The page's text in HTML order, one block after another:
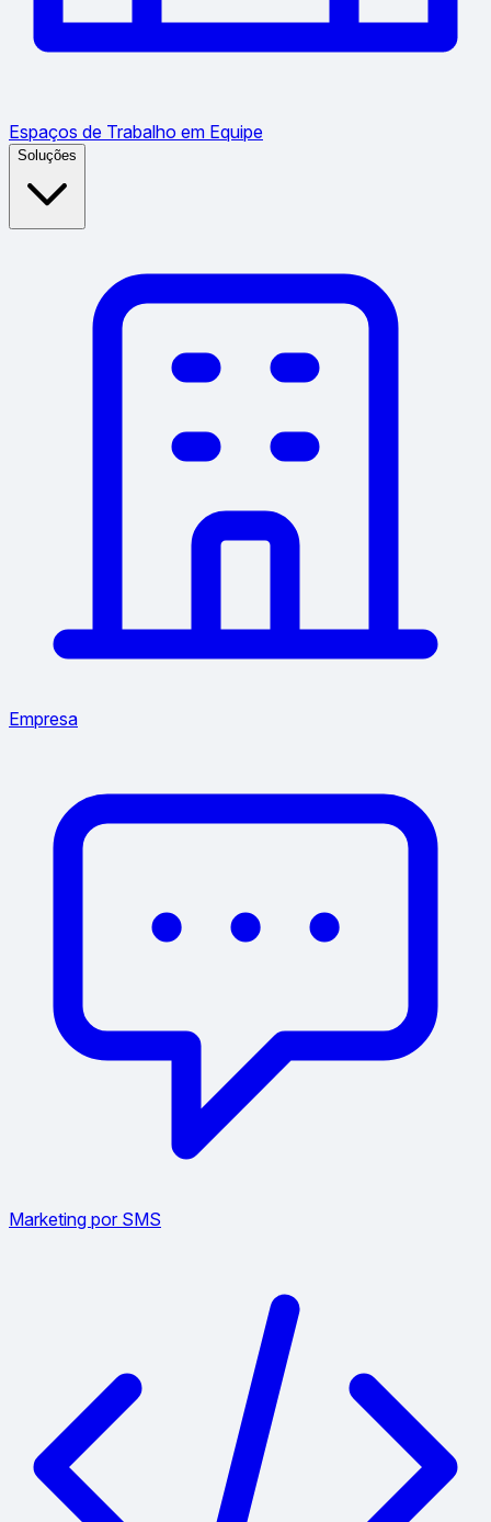
Espaços de Trabalho em Equipe
Soluções
Empresa
Marketing por SMS